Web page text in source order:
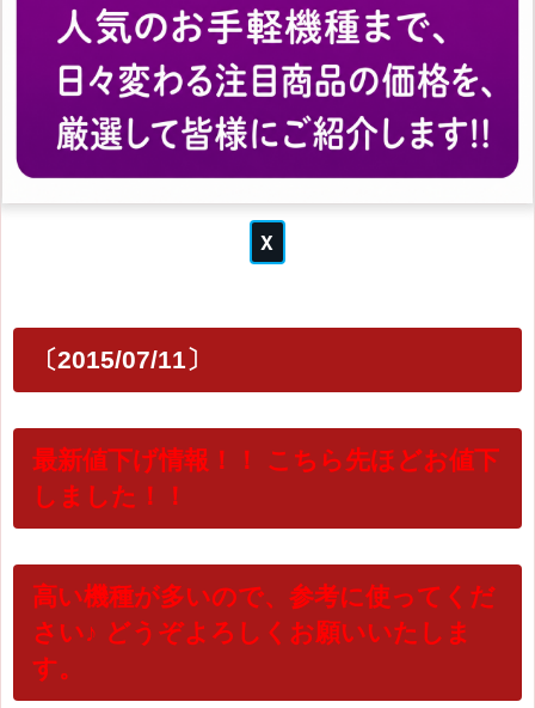
〔2015/07/11〕
最新値下げ情報！！
こちら先ほどお値下
しました！！
高い機種が多いので、参考に使ってくだ
さい♪ どうぞよろしくお願いいたしま
す。